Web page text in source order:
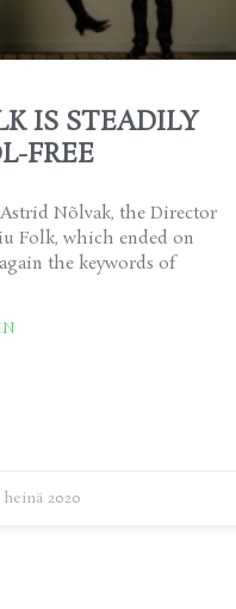
IS STEADILY
FREE
Nõlvak, the Director
Folk, which ended on
the keywords of
2020